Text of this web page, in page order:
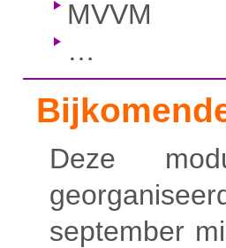
MVVM
…
Deze
september